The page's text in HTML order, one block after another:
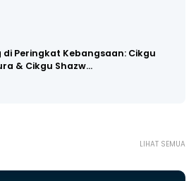
di Peringkat Kebangsaan: Cikgu
& Cikgu Shazw…
LIHAT SEMUA